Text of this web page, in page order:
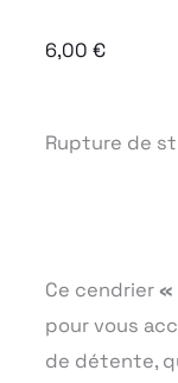
6,00 €
Rupture de
Ce cendrier «
pour vous
de détente,